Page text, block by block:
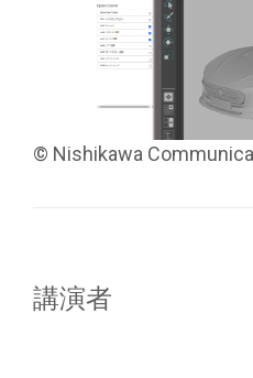
© Nishikawa
講演者